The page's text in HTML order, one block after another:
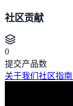
社区贡献
0
提交产品数
关于我们 社区指南